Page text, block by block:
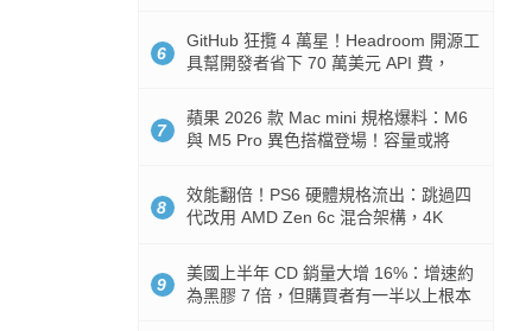
6
GitHub 狂攬 4 萬星！Headroom 開源工
具幫開發者省下 70 萬美元 API 費，
7
蘋果 2026 款 Mac mini 規格爆料：M6
與 M5 Pro 異色搭檔登場！容量或將
8
效能翻倍！PS6 硬體規格流出：跳過四
代改用 AMD Zen 6c 混合架構，4K
9
美國上半年 CD 銷量大增 16%：增速約
為黑膠 7 倍，但購買者有一半以上根本